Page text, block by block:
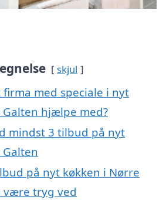
skjul
firma med speciale i nyt
hjælpe med?
mindst 3 tilbud på nyt
på nyt køkken i Nørre
være tryg ved